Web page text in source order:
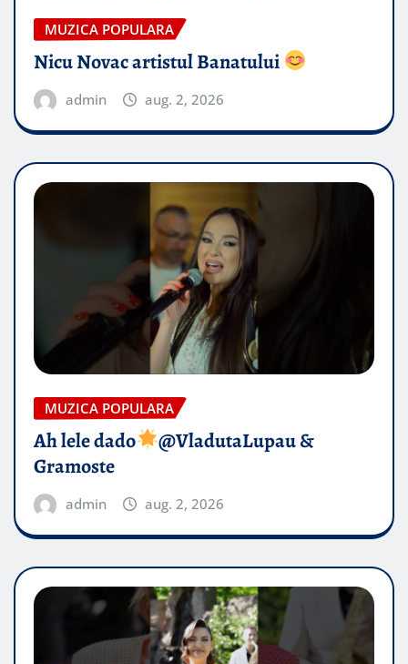
MUZICA POPULARA
Nicu Novac artistul Banatului
admin aug. 2, 2026
MUZICA POPULARA
Ah lele dado​
@VladutaLupau &
Gramoste
admin aug. 2, 2026